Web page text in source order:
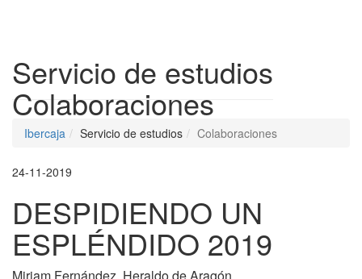
Servicio de estudios
Colaboraciones
Ibercaja Servicio de estudios Colaboraciones
24-11-2019
DESPIDIENDO UN
ESPLÉNDIDO 2019